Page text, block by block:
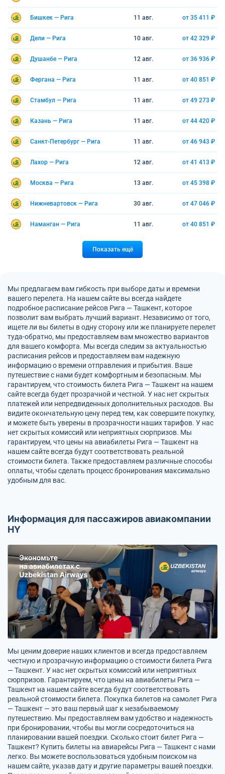
Бишкек — Рига 11 авг. от 35 411 ₽
Дели — Рига 10 авг. от 42 329 ₽
Душанбе — Рига 12 авг. от 36 936 ₽
Фергана — Рига 11 авг. от 40 851 ₽
Стамбул — Рига 11 авг. от 49 273 ₽
Казань — Рига 11 авг. от 44 420 ₽
Санкт-Петербург — Рига 11 авг. от 46 943 ₽
Лахор — Рига 12 авг. от 41 413 ₽
Москва — Рига 13 авг. от 45 398 ₽
Нижневартовск — Рига 30 авг. от 47 046 ₽
Наманган — Рига 11 авг. от 40 851 ₽
Показать ещё
Мы предлагаем вам гибкость при выборе даты и времени
вашего перелета. На нашем сайте вы всегда найдете
подробное расписание рейсов Рига — Ташкент, которое
позволит вам выбрать лучший вариант. Независимо от того,
ищете ли вы билеты в одну сторону или же планируете перелет
туда-обратно, мы предоставляем вам множество вариантов
для вашего комфорта. Мы всегда следим за актуальностью
расписания рейсов и предоставляем вам надежную
информацию о времени отправления и прибытия. Ваше
путешествие с нами будет комфортным и безопасным. Мы
гарантируем, что стоимость билета Рига — Ташкент на нашем
сайте всегда будет прозрачной и честной. У нас нет скрытых
платежей или непредвиденных дополнительных расходов. Вы
видите окончательную цену перед тем, как совершите покупку,
и можете быть уверены в прозрачности наших тарифов. У нас
нет скрытых комиссий или неприятных сюрпризов. Мы
гарантируем, что цены на авиабилеты Рига — Ташкент на
нашем сайте всегда будут соответствовать реальной
стоимости билета. Также предоставляем различные способы
оплаты, чтобы сделать процесс бронирования максимально
удобным для вас.
Информация для пассажиров авиакомпании
HY
Мы ценим доверие наших клиентов и всегда предоставляем
честную и прозрачную информацию о стоимости билета Рига
— Ташкент. У нас нет скрытых комиссий или неприятных
сюрпризов. Гарантируем, что цены на авиабилеты Рига —
Ташкент на нашем сайте всегда будут соответствовать
реальной стоимости билета. Покупка билетов на самолет Рига
— Ташкент — это ваш первый шаг к незабываемому
путешествию. Мы предоставляем вам удобство и надежность
при бронировании, чтобы вы могли сосредоточиться на
планировании вашей поездки. Сколько стоит билет Рига —
Ташкент? Купить билеты на авиарейсы Рига — Ташкент с нами
легко. Вы можете воспользоваться удобным поиском на
нашем сайте, указав дату и другие параметры вашей поездки.